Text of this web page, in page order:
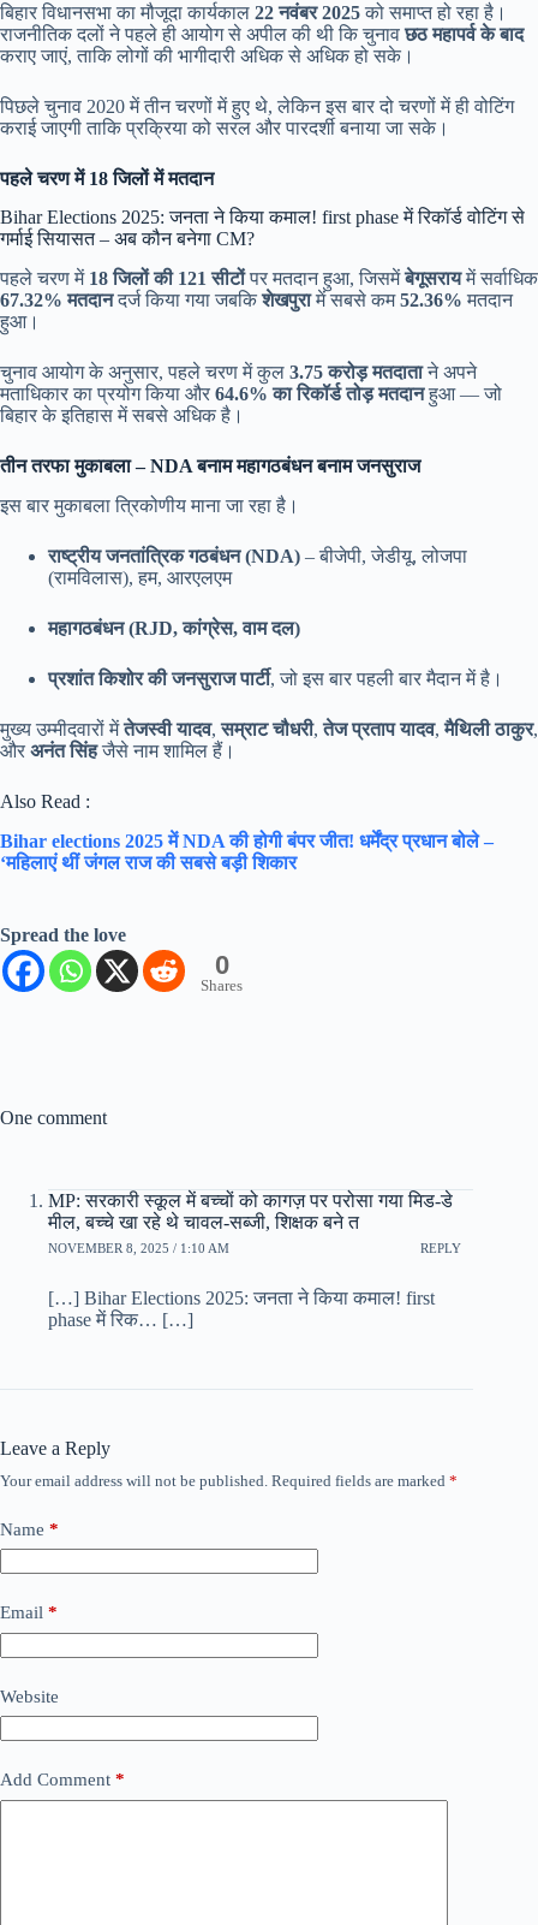
बिहार विधानसभा का मौजूदा कार्यकाल 22 नवंबर 2025को समाप्त हो रहा है।
राजनीतिक दलों ने पहले ही आयोग से अपील की थी कि चुनावछठ महापर्व के बाद
कराए जाएं, ताकि लोगों की भागीदारी अधिक से अधिक हो सके।
पिछले चुनाव 2020 में तीन चरणों में हुए थे, लेकिन इस बार दो चरणों में ही वोटिंग
कराई जाएगी ताकि प्रक्रिया को सरल और पारदर्शी बनाया जा सके।
पहले चरण में 18 जिलों में मतदान
Bihar Elections 2025: जनता ने किया कमाल! first phase में रिकॉर्ड वोटिंग से
गर्माई सियासत – अब कौन बनेगा CM?
पहले चरण में 18 जिलों की 121 सीटोंपर मतदान हुआ, जिसमेंबेगूसरायमें सर्वाधिक
67.32% मतदानदर्ज किया गया जबकिशेखपुरामें सबसे कम52.36% मतदान
हुआ।
चुनाव आयोग के अनुसार, पहले चरण में कुल 3.75 करोड़ मतदाताने अपने
मताधिकार का प्रयोग किया और 64.6% का रिकॉर्ड तोड़ मतदानहुआ — जो
बिहार के इतिहास में सबसे अधिक है।
तीन तरफा मुकाबला – NDA बनाम महागठबंधन बनाम जनसुराज
इस बार मुकाबला त्रिकोणीय माना जा रहा है।
राष्ट्रीय जनतांत्रिक गठबंधन (NDA) – बीजेपी, जेडीयू, लोजपा
(रामविलास), हम, आरएलएम
महागठबंधन (RJD, कांग्रेस, वाम दल)
प्रशांत किशोर की जनसुराज पार्टी, जो इस बार पहली बार मैदान में है।
मुख्य उम्मीदवारों मेंतेजस्वी यादव,सम्राट चौधरी,तेज प्रताप यादव,मैथिली ठाकुर,
और अनंत सिंहजैसे नाम शामिल हैं।
Also Read :
Bihar elections 2025 में NDA की होगी बंपर जीत! धर्मेंद्र प्रधान बोले –
‘महिलाएं थीं जंगल राज की सबसे बड़ी शिकार
Spread the love
0
Shares
One comment
MP: सरकारी स्कूल में बच्चों को कागज़ पर परोसा गया मिड-डे
मील, बच्चे खा रहे थे चावल-सब्जी, शिक्षक बने त
NOVEMBER 8, 2025 / 1:10 AM REPLY
[…] Bihar Elections 2025: जनता ने किया कमाल! first
phase में रिक… […]
Leave a Reply
Your email address will not be published. Required fields are marked *
Name *
Email *
Website
Add Comment *